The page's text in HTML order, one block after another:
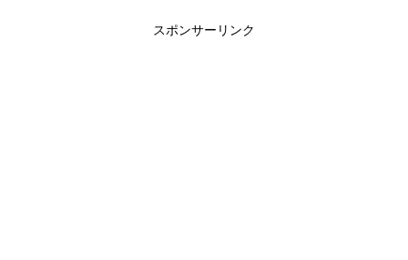
スポンサーリンク